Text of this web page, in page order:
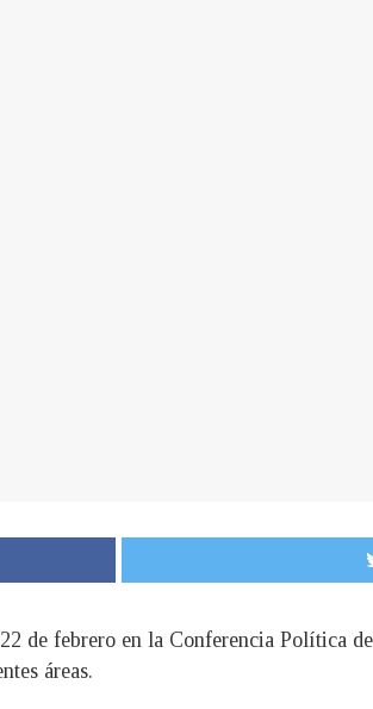
de febrero en la Conferencia Política
áreas.